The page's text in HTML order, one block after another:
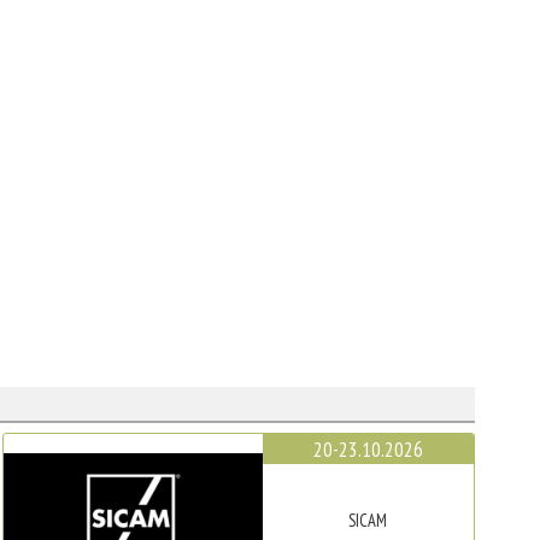
20-23.10.2026
SICAM